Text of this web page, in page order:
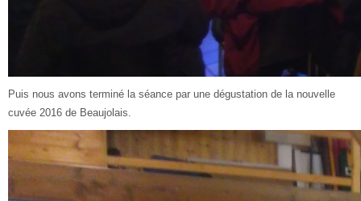
Puis nous avons terminé la séance par une dégustation de la nouvelle
cuvée 2016 de Beaujolais.